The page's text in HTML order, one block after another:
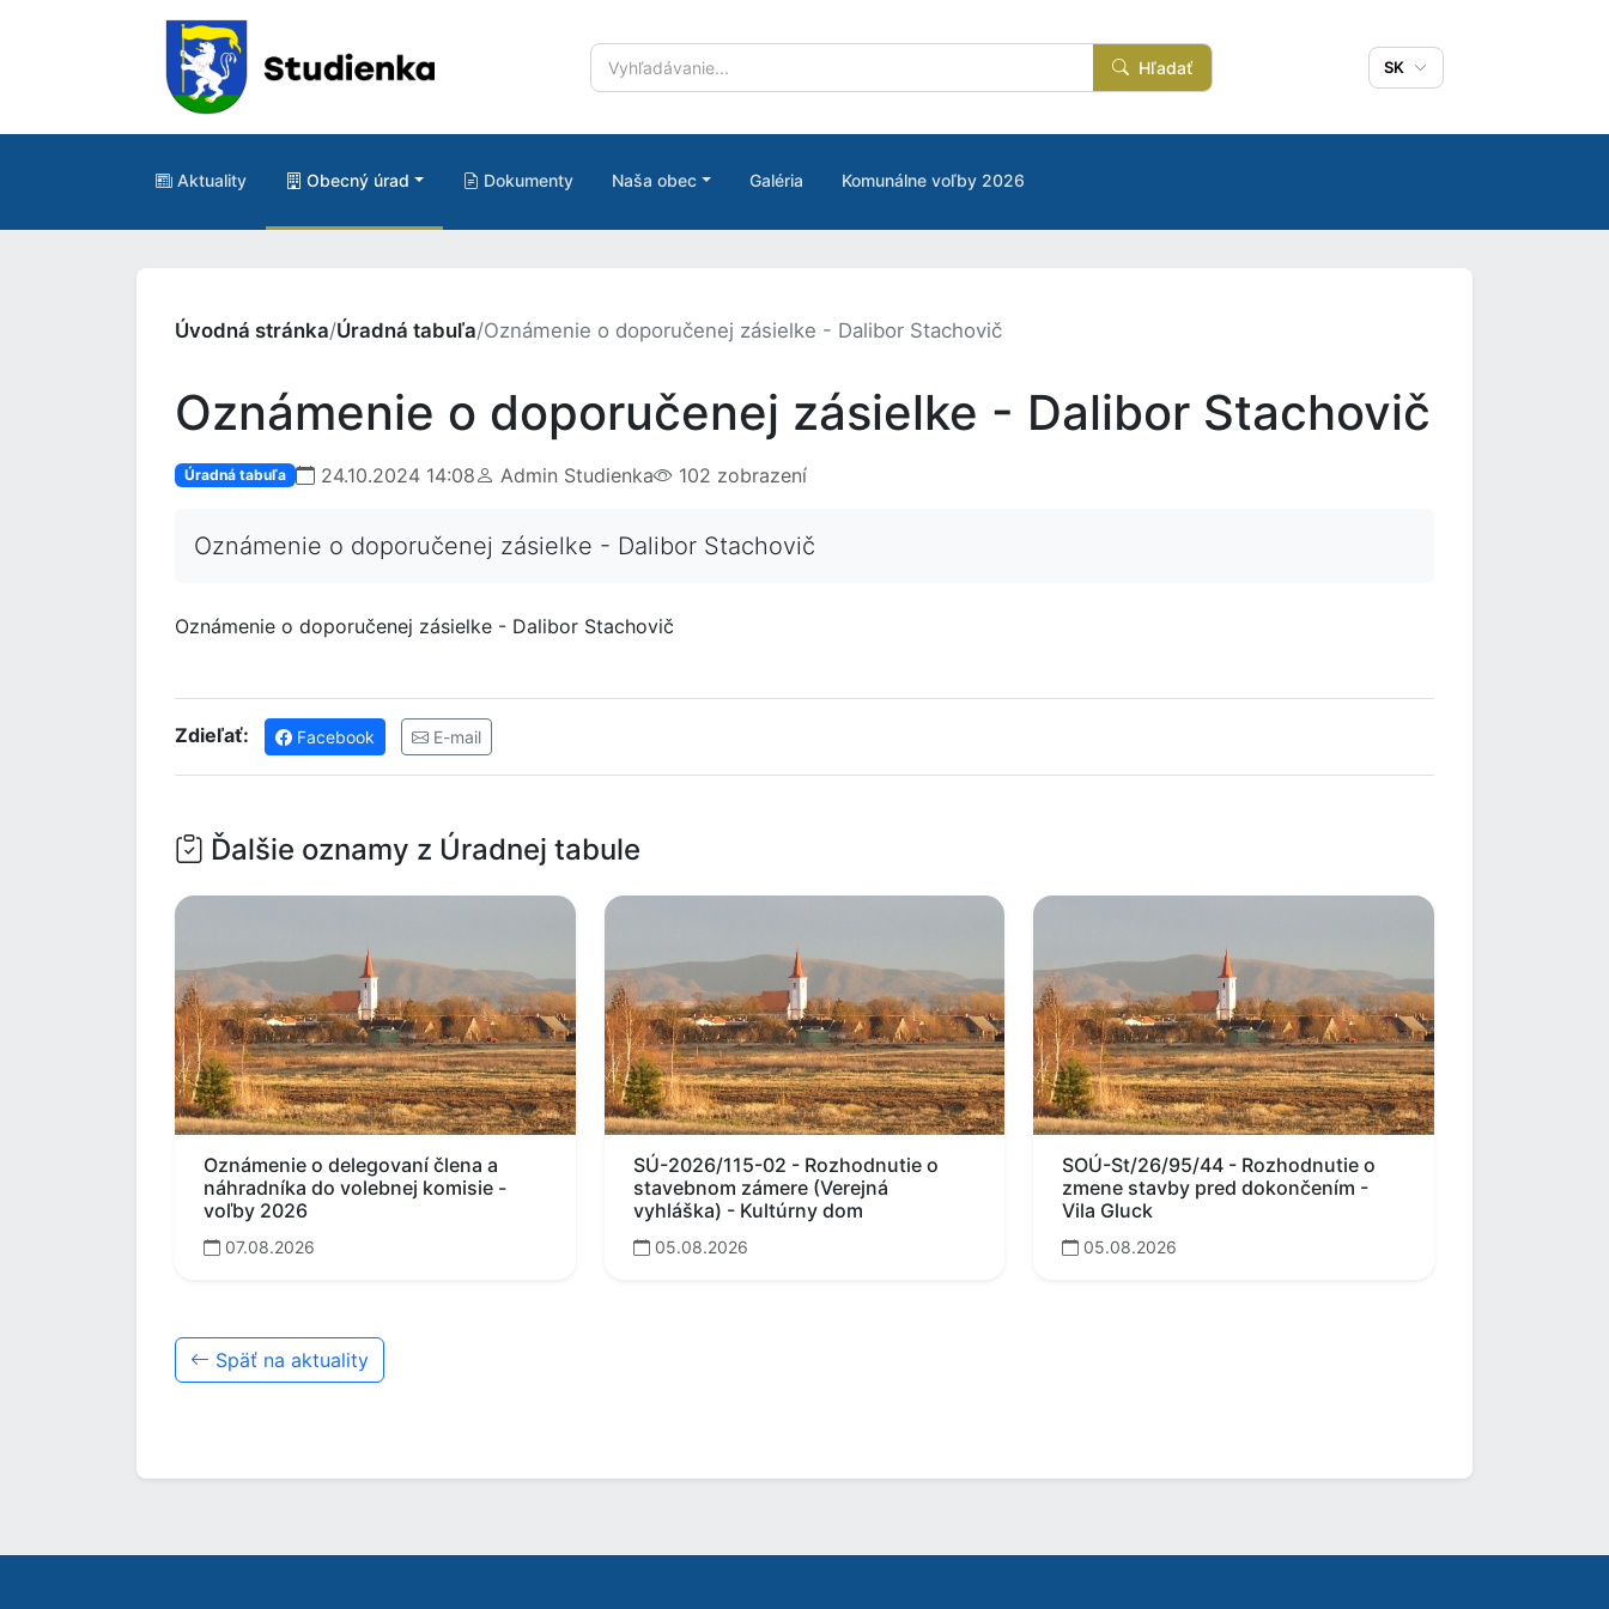
Hľadať SK
Aktuality Obecný úrad Dokumenty Naša obec Galéria Komunálne voľby 2026
Úvodná stránka/Úradná tabuľa/Oznámenie o doporučenej zásielke - Dalibor Stachovič
Oznámenie o doporučenej zásielke - Dalibor Stachovič
Úradná tabuľa 24.10.2024 14:08 Admin Studienka 102 zobrazení
Oznámenie o doporučenej zásielke - Dalibor Stachovič
Oznámenie o doporučenej zásielke - Dalibor Stachovič
Zdieľať: Facebook E-mail
Ďalšie oznamy z Úradnej tabule
Oznámenie o delegovaní člena a
náhradníka do volebnej komisie -
voľby 2026
07.08.2026
SÚ-2026/115-02 - Rozhodnutie o
stavebnom zámere (Verejná
vyhláška) - Kultúrny dom
05.08.2026
SOÚ-St/26/95/44 - Rozhodnutie o
zmene stavby pred dokončením -
Vila Gluck
05.08.2026
Späť na aktuality